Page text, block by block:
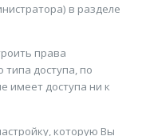
в разделе
права
типа доступа, по
имеет доступа ни к
которую Вы